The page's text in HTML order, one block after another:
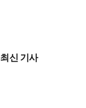
최신 기사